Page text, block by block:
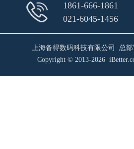
上海备得数码科技有限公司 总部
Copyright © 2013-2026
1861-666-1861
021-6045-1456